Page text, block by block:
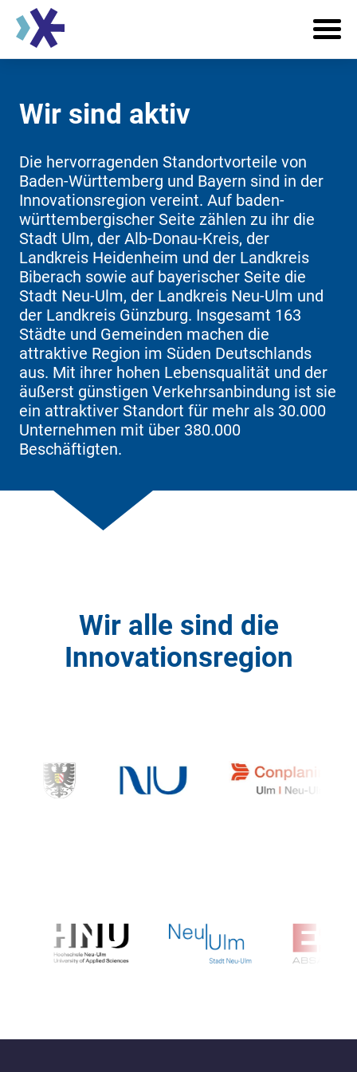
Wir sind aktiv
Die hervorragenden Standortvorteile von
Baden-Württemberg und Bayern sind in der
Innovationsregion vereint. Auf baden-
württembergischer Seite zählen zu ihr die
Stadt Ulm, der Alb-Donau-Kreis, der
Landkreis Heidenheim und der Landkreis
Biberach sowie auf bayerischer Seite die
Stadt Neu-Ulm, der Landkreis Neu-Ulm und
der Landkreis Günzburg. Insgesamt 163
Städte und Gemeinden machen die
attraktive Region im Süden Deutschlands
aus. Mit ihrer hohen Lebensqualität und der
äußerst günstigen Verkehrsanbindung ist sie
ein attraktiver Standort für mehr als 30.000
Unternehmen mit über 380.000
Beschäftigten.
Wir alle sind die
Innovationsregion